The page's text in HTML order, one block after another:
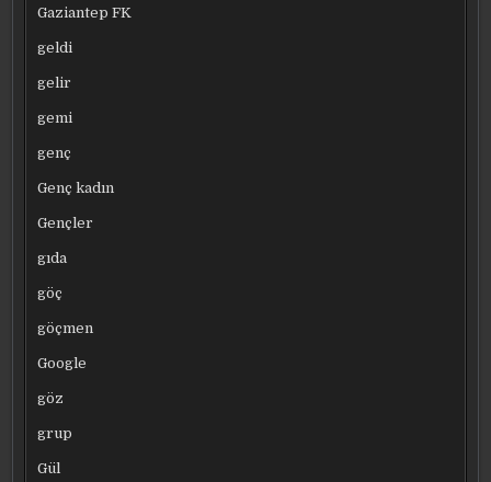
Gaziantep FK
geldi
gelir
gemi
genç
Genç kadın
Gençler
gıda
göç
göçmen
Google
göz
grup
Gül